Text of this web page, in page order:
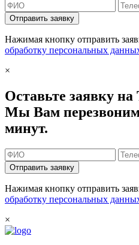
Отправить заявку
Нажимая кнопку отправить
обработку персональных
×
Оставьте заявку
Мы Вам перезвоним
минут.
Отправить заявку
Нажимая кнопку отправить
обработку персональных
×